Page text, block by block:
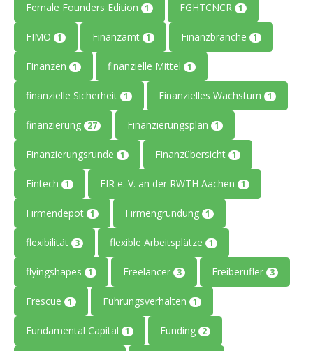
Female Founders Edition 1 FGHTCNCR 1
FIMO 1 Finanzamt 1 Finanzbranche 1
Finanzen 1 finanzielle Mittel 1
finanzielle Sicherheit 1 Finanzielles Wachstum 1
finanzierung 27 Finanzierungsplan 1
Finanzierungsrunde 1 Finanzübersicht 1
Fintech 1 FIR e. V. an der RWTH Aachen 1
Firmendepot 1 Firmengründung 1
flexibilität 3 flexible Arbeitsplätze 1
flyingshapes 1 Freelancer 3 Freiberufler 3
Frescue 1 Führungsverhalten 1
Fundamental Capital 1 Funding 2